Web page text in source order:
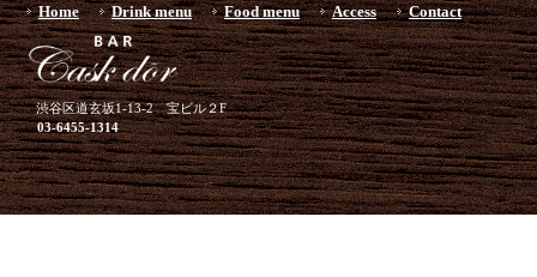
Home Drink menu Food menu Access Contact
渋谷区道玄坂1-13-2 宝ビル２F
03-6455-1314